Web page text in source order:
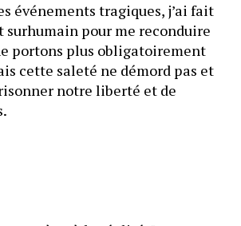
événements tragiques, j’ai fait
surhumain pour me reconduire
portons plus obligatoirement
cette saleté ne démord pas et
notre liberté et de